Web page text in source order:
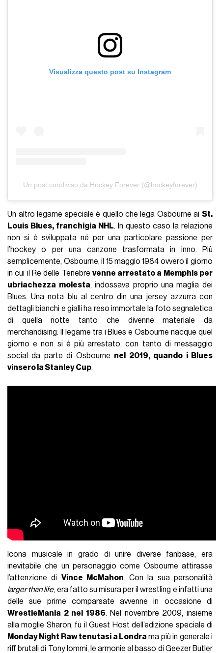
Visualizza questo post su Instagram
Un post condiviso da Hockey Forever (@hockeyforever)
Un altro legame speciale è quello che lega Osbourne ai St.
Louis Blues, franchigia NHL. In questo caso la relazione
non si è sviluppata né per una particolare passione per
l’hockey o per una canzone trasformata in inno. Più
semplicemente, Osbourne, il 15 maggio 1984 ovvero il giorno
in cui il Re delle Tenebre venne arrestato a Memphis per
ubriachezza molesta, indossava proprio una maglia dei
Blues. Una nota blu al centro din una jersey azzurra con
dettagli bianchi e gialli ha reso immortale la foto segnaletica
di quella notte tanto che divenne materiale da
merchandising. Il legame tra i Blues e Osbourne nacque quel
giorno e non si è più arrestato, con tanto di messaggio
social da parte di Osbourne nel 2019, quando i Blues
vinsero la Stanley Cup.
Icona musicale in grado di unire diverse fanbase, era
inevitabile che un personaggio come Osbourne attirasse
l’attenzione di Vince McMahon. Con la sua personalità
larger than life, era fatto su misura per il wrestling e infatti una
delle sue prime comparsate avvenne in occasione di
WrestleMania 2 nel 1986. Nel novembre 2009, insieme
alla moglie Sharon, fu il Guest Host dell’edizione speciale di
Monday Night Raw tenutasi a Londra ma più in generale i
riff brutali di Tony Iommi, le armonie al basso di Geezer Butler